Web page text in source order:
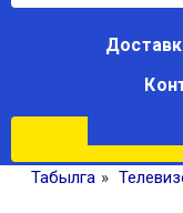
Табылга »